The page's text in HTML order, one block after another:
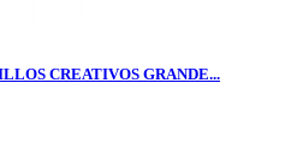
CREATIVOS GRANDE...